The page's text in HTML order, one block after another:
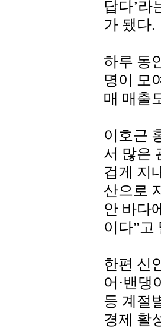
답다’라
가 됐다.
하루 동
명이 모
매 매출
이호근
서 많은
겁게 지
산으로
안 바다
이다”고
한편 신
어·밴댕
등 계절
경제 활